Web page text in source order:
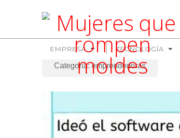
EMPRESA TECNOLOGÍA
Categoría: emprendedoras